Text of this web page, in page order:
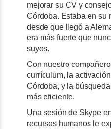
mejorar su CV y
Córdoba. Estaba en su
desde que llegó a
era más fuerte que
suyos.
Con nuestro
currículum, la
Córdoba, y la
más eficiente.
Una sesión de Skype
recursos humanos le